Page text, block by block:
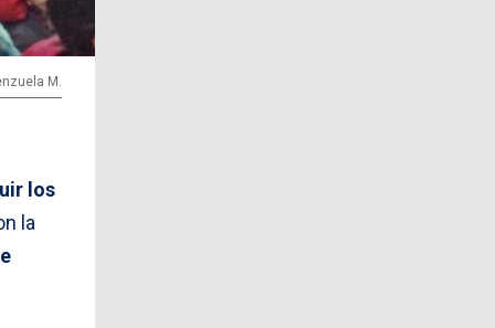
M.
los
la